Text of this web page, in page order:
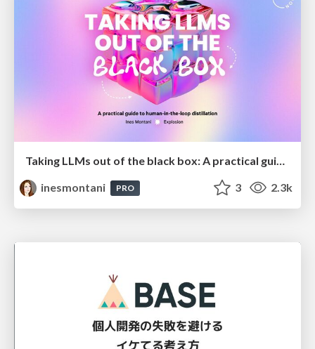
Taking LLMs out of the black box: A practical guide to human-in-the-loop distillation
inesmontani
PRO 3 2.3k